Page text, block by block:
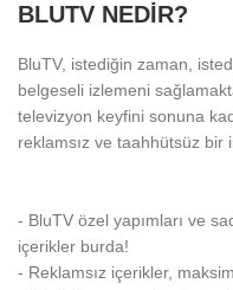
BLUTV NEDİR?
BluTV, istediğin zaman,
belgeseli izlemeni
televizyon keyfini sonuna
reklamsız ve taahhütsüz bir
- BluTV özel yapımları ve
içerikler burda!
- Reklamsız içerikler,